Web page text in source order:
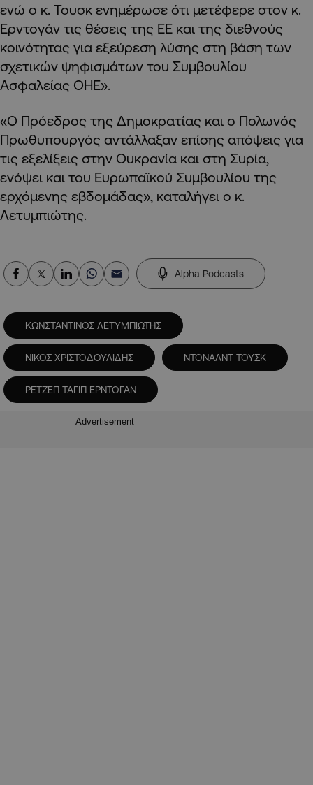
ενώ ο κ. Τουσκ ενημέρωσε ότι μετέφερε στον κ.
Ερντογάν τις θέσεις της ΕΕ και της διεθνούς
κοινότητας για εξεύρεση λύσης στη βάση των
σχετικών ψηφισμάτων του Συμβουλίου
Ασφαλείας ΟΗΕ».
«Ο Πρόεδρος της Δημοκρατίας και ο Πολωνός
Πρωθυπουργός αντάλλαξαν επίσης απόψεις για
τις εξελίξεις στην Ουκρανία και στη Συρία,
ενόψει και του Ευρωπαϊκού Συμβουλίου της
ερχόμενης εβδομάδας», καταλήγει ο κ.
Λετυμπιώτης.
Alpha Podcasts
ΚΩΝΣΤΑΝΤΙΝΟΣ ΛΕΤΥΜΠΙΩΤΗΣ
ΝΙΚΟΣ ΧΡΙΣΤΟΔΟΥΛΙΔΗΣ ΝΤΟΝΑΛΝΤ ΤΟΥΣΚ
ΡΕΤΖΕΠ ΤΑΓΙΠ ΕΡΝΤΟΓΑΝ
Advertisement